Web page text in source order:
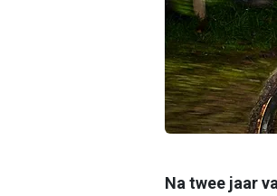
Na twee jaar